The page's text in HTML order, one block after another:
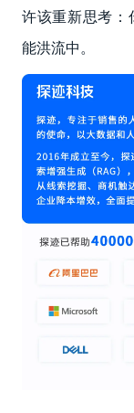
许该重新思考：
能洪流中。